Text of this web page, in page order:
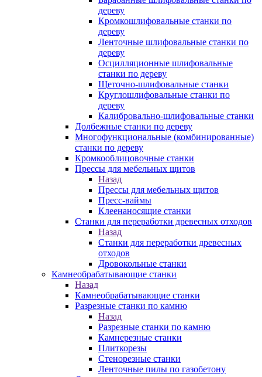
дереву
Кромкошлифовальные станки по
дереву
Ленточные шлифовальные станки по
дереву
Осцилляционные шлифовальные
станки по дереву
Щеточно-шлифовальные станки
Круглошлифовальные станки по
дереву
Калибровально-шлифовальные станки
Долбежные станки по дереву
Многофункциональные (комбинированные)
станки по дереву
Кромкооблицовочные станки
Прессы для мебельных щитов
Назад
Прессы для мебельных щитов
Пресс-ваймы
Клеенаносящие станки
Станки для переработки древесных отходов
Назад
Станки для переработки древесных
отходов
Дровокольные станки
Камнеобрабатывающие станки
Назад
Камнеобрабатывающие станки
Разрезные станки по камню
Назад
Разрезные станки по камню
Камнерезные станки
Плиткорезы
Стенорезные станки
Ленточные пилы по газобетону